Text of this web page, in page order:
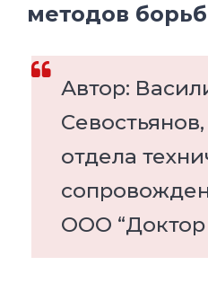
методов
Автор:
отдела
ООО